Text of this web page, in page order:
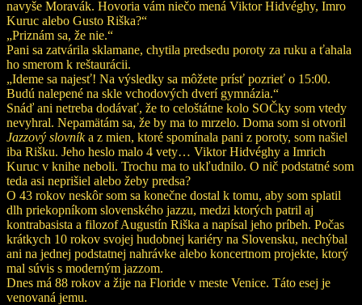
navyše Moravák. Hovoria vám niečo mená Viktor Hidvéghy, Imro
Kuruc alebo Gusto Riška?“
„Priznám sa, že nie.“
Pani sa zatvárila sklamane, chytila predsedu poroty za ruku a ťahala
ho smerom k reštaurácii.
„Ideme sa najesť! Na výsledky sa môžete prísť pozrieť o 15:00.
Budú nalepené na skle vchodových dverí gymnázia.“
Snáď ani netreba dodávať, že to celoštátne kolo SOČky som vtedy
nevyhral. Nepamätám sa, že by ma to mrzelo. Doma som si otvoril
Jazzový slovníka z mien, ktoré spomínala pani z poroty, som našiel
iba Rišku. Jeho heslo malo 4 vety… Viktor Hidvéghy a Imrich
Kuruc v knihe neboli. Trochu ma to ukľudnilo. O nič podstatné som
teda asi neprišiel alebo žeby predsa?
O 43 rokov neskôr som sa konečne dostal k tomu, aby som splatil
dlh priekopníkom slovenského jazzu, medzi ktorých patril aj
kontrabasista a filozof Augustín Riška a napísal jeho príbeh. Počas
krátkych 10 rokov svojej hudobnej kariéry na Slovensku, nechýbal
ani na jednej podstatnej nahrávke alebo koncertnom projekte, ktorý
mal súvis s moderným jazzom.
Dnes má 88 rokov a žije na Floride v meste Venice. Táto esej je
venovaná jemu.